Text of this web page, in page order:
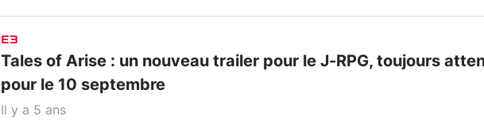
E3
Tales of Arise : un nouveau trailer pour le J-RPG, toujours
pour le 10 septembre
Il y a 5 ans